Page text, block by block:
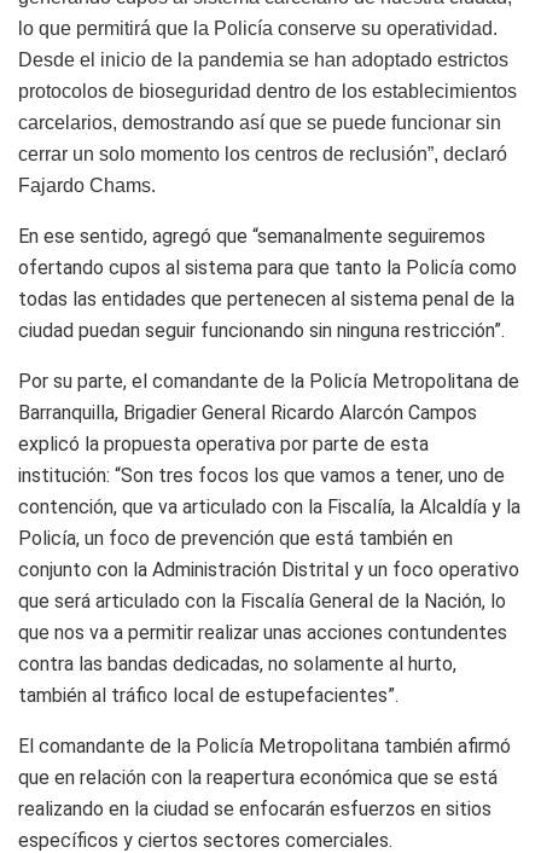
lo que permitirá que la Policía conserve su operatividad.
Desde el inicio de la pandemia se han adoptado estrictos
protocolos de bioseguridad dentro de los establecimientos
carcelarios, demostrando así que se puede funcionar sin
cerrar un solo momento los centros de reclusión”, declaró
Fajardo Chams.
En ese sentido, agregó que “semanalmente seguiremos
ofertando cupos al sistema para que tanto la Policía como
todas las entidades que pertenecen al sistema penal de la
ciudad puedan seguir funcionando sin ninguna restricción”.
Por su parte, el comandante de la Policía Metropolitana de
Barranquilla, Brigadier General Ricardo Alarcón Campos
explicó la propuesta operativa por parte de esta
institución: “Son tres focos los que vamos a tener, uno de
contención, que va articulado con la Fiscalía, la Alcaldía y la
Policía, un foco de prevención que está también en
conjunto con la Administración Distrital y un foco operativo
que será articulado con la Fiscalía General de la Nación, lo
que nos va a permitir realizar unas acciones contundentes
contra las bandas dedicadas, no solamente al hurto,
también al tráfico local de estupefacientes”.
El comandante de la Policía Metropolitana también afirmó
que en relación con la reapertura económica que se está
realizando en la ciudad se enfocarán esfuerzos en sitios
específicos y ciertos sectores comerciales.